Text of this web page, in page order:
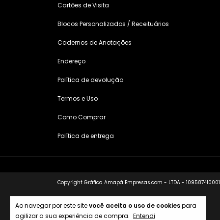
Ao navegar por este sitevocê aceita o uso de cookiespara
agilizar a sua experiência de compra. Entendi
Cartões de Visita
Blocos Personalizados / Receituários
Cadernos de Anotações
Endereço
Política de devolução
Termos e Uso
Como Comprar
Política de entrega
Copyright Gráfica Amapá Empresas.com - LTDA -